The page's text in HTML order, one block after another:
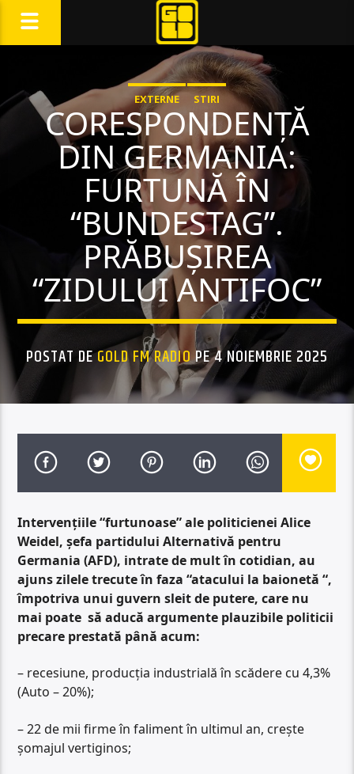
EXTERNE STIRI
CORESPONDENȚĂ
DIN GERMANIA:
FURTUNĂ ÎN
“BUNDESTAG”.
PRĂBUȘIREA
“ZIDULUI ANTIFOC”
POSTAT DEGOLD FM RADIOPE 4 NOIEMBRIE 2025
Intervențiile “furtunoase” ale politicienei Alice
Weidel, șefa partidului Alternativă pentru
Germania (AFD), intrate de mult în cotidian, au
ajuns zilele trecute în faza “atacului la baionetă “,
împotriva unui guvern sleit de putere, care nu
mai poate să aducă argumente plauzibile politicii
precare prestată până acum:
– recesiune, producția industrială în scădere cu 4,3%
(Auto – 20%);
– 22 de mii firme în faliment în ultimul an, crește
șomajul vertiginos;